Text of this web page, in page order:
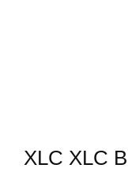
XLC XLC